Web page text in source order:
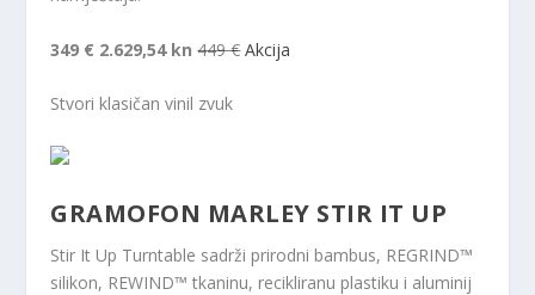
349 € 2.629,54 kn 449 € Akcija
Stvori klasičan vinil zvuk
GRAMOFON MARLEY STIR IT UP
Stir It Up Turntable sadrži prirodni bambus, REGRIND™
silikon, REWIND™ tkaninu, recikliranu plastiku i aluminij